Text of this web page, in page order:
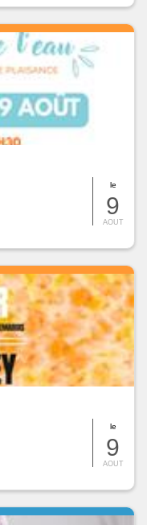
le
9
AOUT
le
9
AOUT